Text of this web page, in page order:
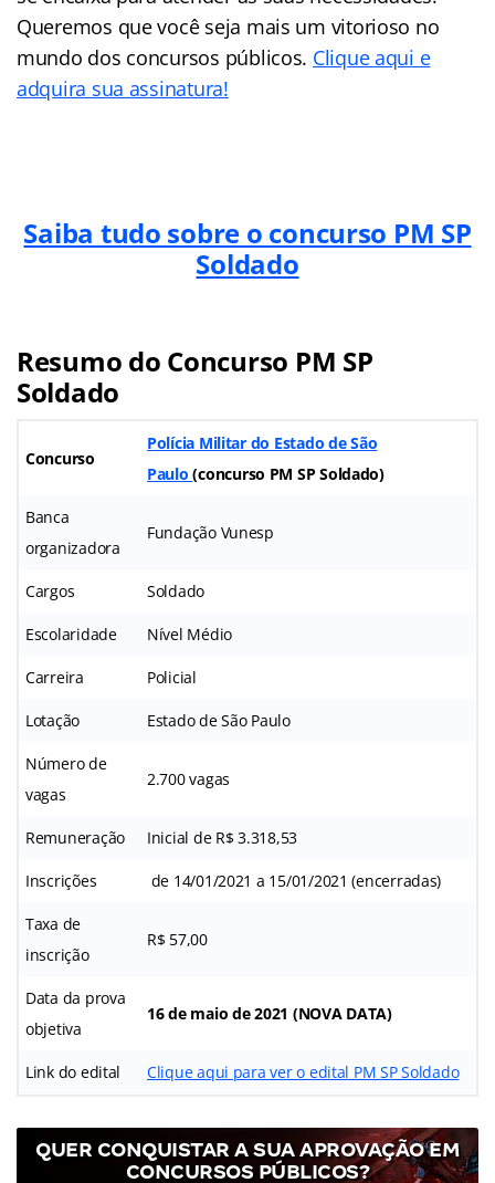
Queremos que você seja mais um vitorioso no
mundo dos concursos públicos. Clique aqui e
adquira sua assinatura!
Saiba tudo sobre o concurso PM SP
Soldado
Resumo do Concurso PM SP
Soldado
Concurso
Polícia Militar do Estado de São
Paulo(concurso PM SP Soldado)
Banca
organizadora
Fundação Vunesp
Cargos Soldado
Escolaridade Nível Médio
Carreira Policial
Lotação Estado de São Paulo
Número de
vagas
2.700 vagas
Remuneração Inicial de R$ 3.318,53
Inscrições de 14/01/2021 a 15/01/2021 (encerradas)
Taxa de
inscrição
R$ 57,00
Data da prova
objetiva
16 de maio de 2021 (NOVA DATA)
Link do edital Clique aqui para ver o edital PM SP Soldado
QUER CONQUISTAR A SUA APROVAÇÃO EM
CONCURSOS PÚBLICOS?